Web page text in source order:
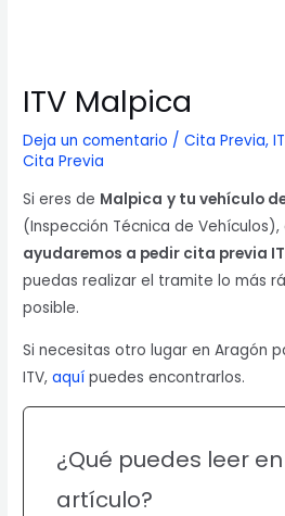
ITV Malpica
Deja un comentario /Cita Previa,
Cita Previa
Si eres de Malpica y tu vehículo
(Inspección Técnica de
ayudaremos a pedir cita previa
puedas realizar el tramite lo más
posible.
Si necesitas otro lugar en Aragón
ITV,aquípuedes encontrarlos.
¿Qué puedes leer
artículo?